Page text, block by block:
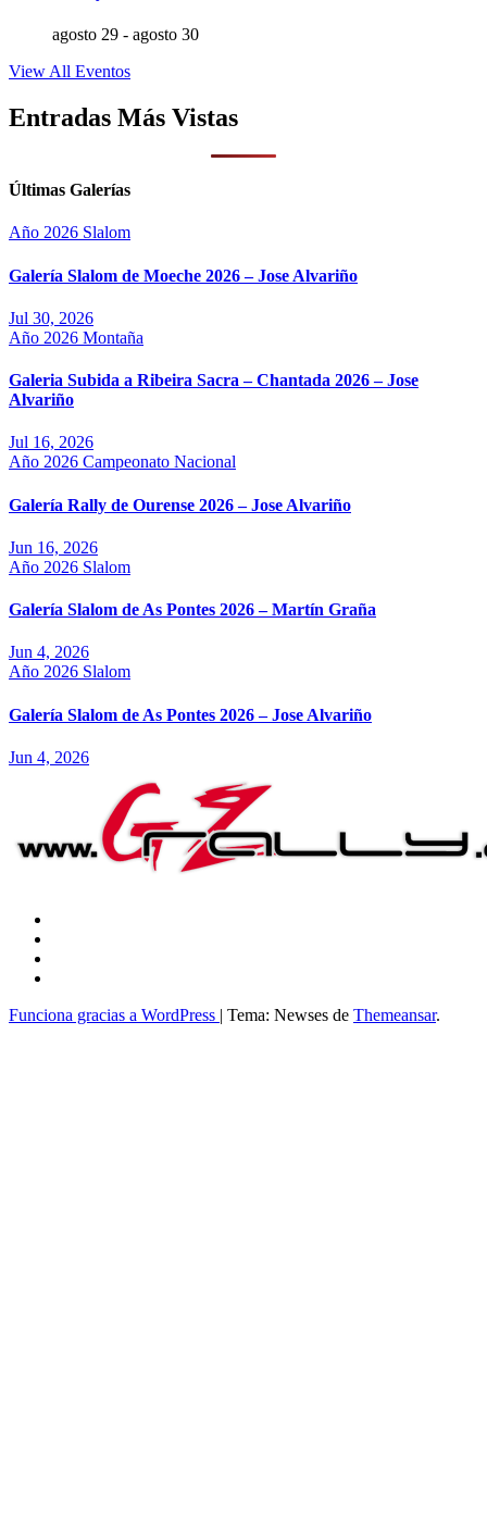
agosto 29 - agosto 30
View All Eventos
Entradas Más Vistas
Últimas Galerías
Año 2026 Slalom
Galería Slalom de Moeche 2026 – Jose Alvariño
Jul 30, 2026
Año 2026 Montaña
Galeria Subida a Ribeira Sacra – Chantada 2026 – Jose
Alvariño
Jul 16, 2026
Año 2026 Campeonato Nacional
Galería Rally de Ourense 2026 – Jose Alvariño
Jun 16, 2026
Año 2026 Slalom
Galería Slalom de As Pontes 2026 – Martín Graña
Jun 4, 2026
Año 2026 Slalom
Galería Slalom de As Pontes 2026 – Jose Alvariño
Jun 4, 2026
Funciona gracias a WordPress | Tema: Newses de Themeansar.